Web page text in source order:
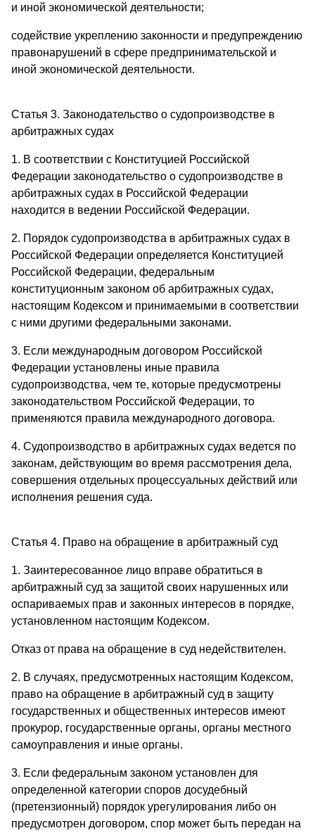
и иной экономической деятельности;
содействие укреплению законности и предупреждению
правонарушений в сфере предпринимательской и
иной экономической деятельности.
Статья 3. Законодательство о судопроизводстве в
арбитражных судах
1. В соответствии с Конституцией Российской
Федерации законодательство о судопроизводстве в
арбитражных судах в Российской Федерации
находится в ведении Российской Федерации.
2. Порядок судопроизводства в арбитражных судах в
Российской Федерации определяется Конституцией
Российской Федерации, федеральным
конституционным законом об арбитражных судах,
настоящим Кодексом и принимаемыми в соответствии
с ними другими федеральными законами.
3. Если международным договором Российской
Федерации установлены иные правила
судопроизводства, чем те, которые предусмотрены
законодательством Российской Федерации, то
применяются правила международного договора.
4. Судопроизводство в арбитражных судах ведется по
законам, действующим во время рассмотрения дела,
совершения отдельных процессуальных действий или
исполнения решения суда.
Статья 4. Право на обращение в арбитражный суд
1. Заинтересованное лицо вправе обратиться в
арбитражный суд за защитой своих нарушенных или
оспариваемых прав и законных интересов в порядке,
установленном настоящим Кодексом.
Отказ от права на обращение в суд недействителен.
2. В случаях, предусмотренных настоящим Кодексом,
право на обращение в арбитражный суд в защиту
государственных и общественных интересов имеют
прокурор, государственные органы, органы местного
самоуправления и иные органы.
3. Если федеральным законом установлен для
определенной категории споров досудебный
(претензионный) порядок урегулирования либо он
предусмотрен договором, спор может быть передан на